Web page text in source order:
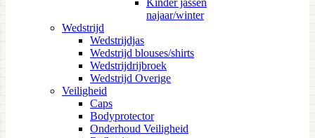
Kinder jassen
najaar/winter
Wedstrijd
Wedstrijdjas
Wedstrijd blouses/shirts
Wedstrijdrijbroek
Wedstrijd Overige
Veiligheid
Caps
Bodyprotector
Onderhoud Veiligheid